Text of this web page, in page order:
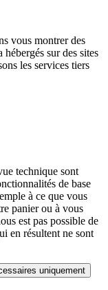
vous montrer des
sur des sites
les services tiers
technique sont
de base
à ce que vous
panier ou à vous
est pas possible de
en résultent ne sont
uniquement